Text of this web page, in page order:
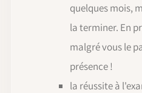
quelques mois,
la terminer. En
malgré vous le
présence !
la réussite à